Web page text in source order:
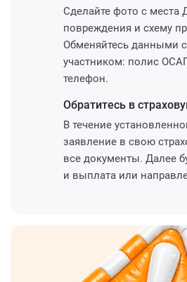
Сделайте фото с места
повреждения и схему
Обменяйтесь данными
участником: полис
телефон.
Обратитесь в
В течение
заявление в свою
все документы. Далее
и выплата или